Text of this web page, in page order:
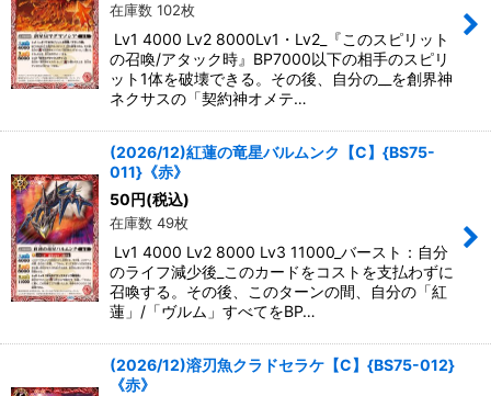
在庫数 102枚
Lv1 4000 Lv2 8000Lv1・Lv2_『このスピリット
の召喚/アタック時』BP7000以下の相手のスピリ
ット1体を破壊できる。その後、自分の__を創界神
ネクサスの「契約神オメテ…
(2026/12)紅蓮の竜星バルムンク【C】{BS75-
011}《赤》
50 円(税込)
在庫数 49枚
Lv1 4000 Lv2 8000 Lv3 11000_バースト：自分
のライフ減少後_このカードをコストを支払わずに
召喚する。その後、このターンの間、自分の「紅
蓮」/「ヴルム」すべてをBP…
(2026/12)溶刃魚クラドセラケ【C】{BS75-012}
《赤》